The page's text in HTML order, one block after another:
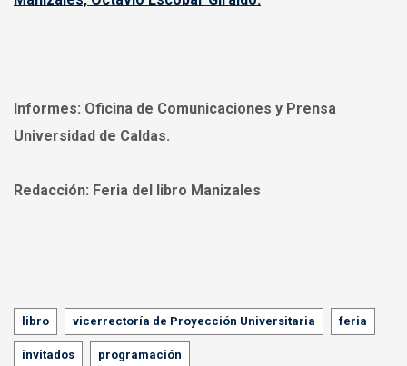
Informes: Oficina de Comunicaciones y Prensa
Universidad de Caldas.
Redacción: Feria del libro Manizales
Tags
libro vicerrectoría de Proyección Universitaria feria
invitados programación